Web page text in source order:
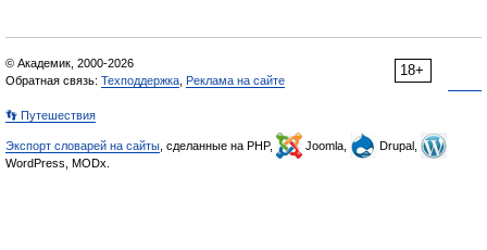
18+
© Академик, 2000-2026
Обратная связь: Техподдержка Реклама на сайте
👣 Путешествия
Экспорт словарей на сайты , сделанные на PHP, Joomla,
Drupal,
WordPress, MODx.